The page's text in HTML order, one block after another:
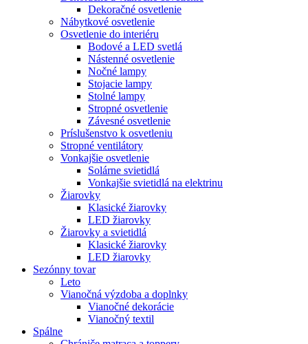
Dekoračné osvetlenie
Nábytkové osvetlenie
Osvetlenie do interiéru
Bodové a LED svetlá
Nástenné osvetlenie
Nočné lampy
Stojacie lampy
Stolné lampy
Stropné osvetlenie
Závesné osvetlenie
Príslušenstvo k osvetleniu
Stropné ventilátory
Vonkajšie osvetlenie
Solárne svietidlá
Vonkajšie svietidlá na elektrinu
Žiarovky
Klasické žiarovky
LED žiarovky
Žiarovky a svietidlá
Klasické žiarovky
LED žiarovky
Sezónny tovar
Leto
Vianočná výzdoba a doplnky
Vianočné dekorácie
Vianočný textil
Spálne